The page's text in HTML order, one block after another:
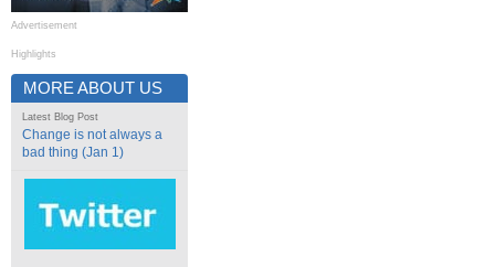
Advertisement
Highlights
MORE ABOUT US
Latest Blog Post
Change is not always a
bad thing (Jan 1)